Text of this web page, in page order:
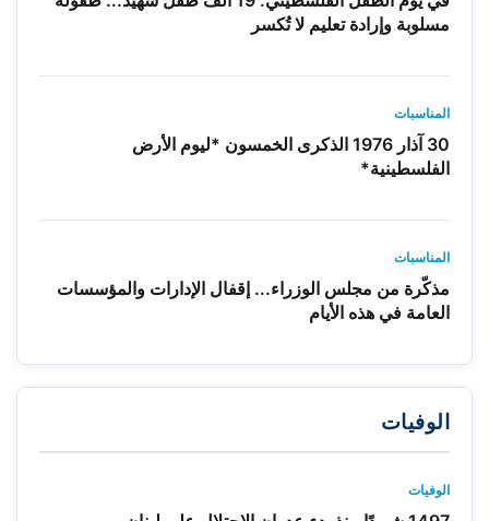
مسلوبة وإرادة تعليم لا تُكسر
المناسبات
30 آذار 1976 الذكرى الخمسون *ليوم الأرض
الفلسطينية*
المناسبات
مذكّرة من مجلس الوزراء... إقفال الإدارات والمؤسسات
العامة في هذه الأيام
الوفيات
الوفيات